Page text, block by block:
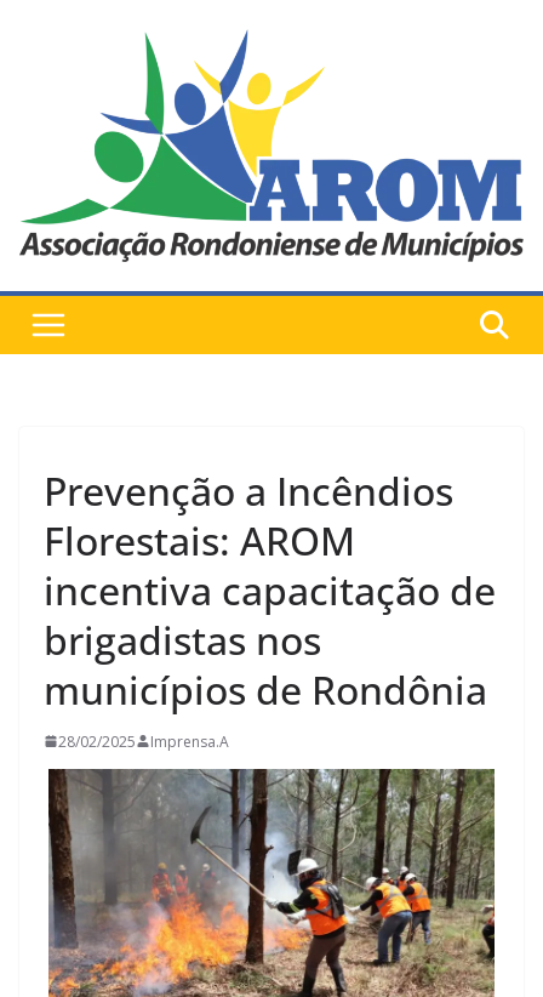
Prevenção a Incêndios
Florestais: AROM
incentiva capacitação de
brigadistas nos
municípios de Rondônia
28/02/2025 Imprensa.A